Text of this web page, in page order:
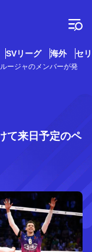
SVリーグ 海外 セ
ージャのメンバーが発
て来日予定のペ